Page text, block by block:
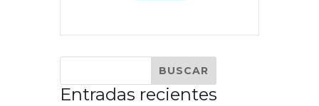
Entradas recientes